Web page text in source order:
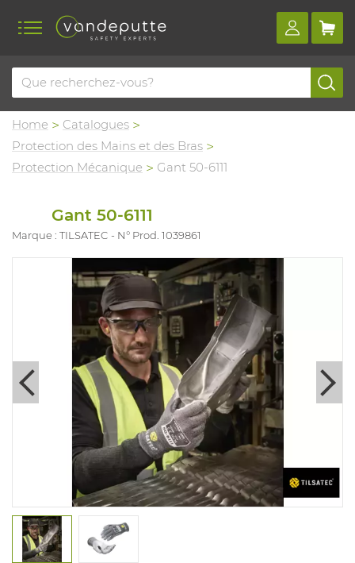
Home
Catalogues
Protection des Mains et des Bras
Protection Mécanique
Gant 50-6111
Gant 50-6111
Marque : TILSATEC N° Prod. 1039861